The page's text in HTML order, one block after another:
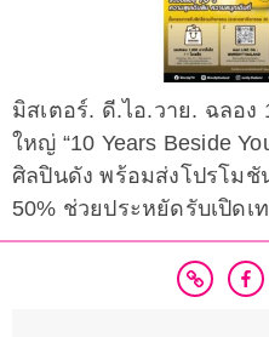
มิสเตอร์. ดี.ไอ.วาย. ฉลอง
ใหญ่ “10 Years Beside
ศิลปินดัง พร้อมส่งโปรโมชั
50% ช่วยประหยัดรับเปิดเ